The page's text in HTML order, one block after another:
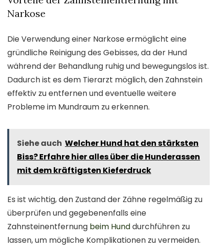
Narkose
Die Verwendung einer Narkose ermöglicht eine
gründliche Reinigung des Gebisses, da der Hund
während der Behandlung ruhig und bewegungslos ist.
Dadurch ist es dem Tierarzt möglich, den Zahnstein
effektiv zu entfernen und eventuelle weitere
Probleme im Mundraum zu erkennen.
Siehe auch Welcher Hund hat den stärksten
Biss? Erfahre hier alles über die Hunderassen
mit dem kräftigsten Kieferdruck
Es ist wichtig, den Zustand der Zähne regelmäßig zu
überprüfen und gegebenenfalls eine
Zahnsteinentfernung beim Hunddurchführen zu
lassen, um mögliche Komplikationen zu vermeiden.